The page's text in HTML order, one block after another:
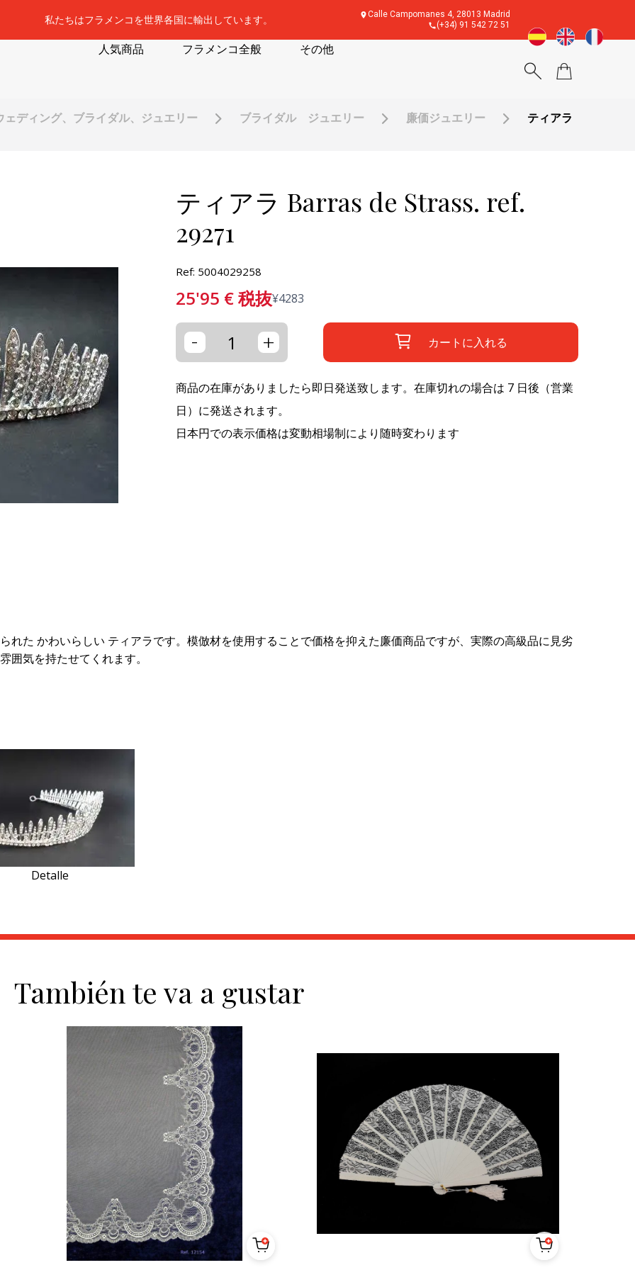
私たちはフラメンコを世界各国に輸出しています。
Calle Campomanes 4, 28013 Madrid
(+34) 91 542 72 51
人気商品 フラメンコ全般 その他
ェディング、ブライダル、ジュエリー ブライダル ジュエリー 廉価ジュエリー ティアラ
ティアラ Barras de Strass. ref.
29271
Ref: 5004029258
25'95 €税抜¥4283
- + カートに入れる
商品の在庫がありましたら即日発送致します。在庫切れの場合は 7 日後（営業
日）に発送されます。
日本円での表示価格は変動相場制により随時変わります
れた かわいらしい ティアラです。模倣材を使用することで価格を抑えた廉価商品ですが、実際の高級品に見劣
囲気を持たせてくれます。
Detalle
También te va a gustar